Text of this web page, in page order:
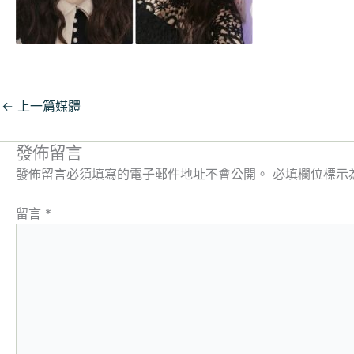
← 上一篇媒體
發佈留言
發佈留言必須填寫的電子郵件地址不會公開。 必填欄位標
留言 *